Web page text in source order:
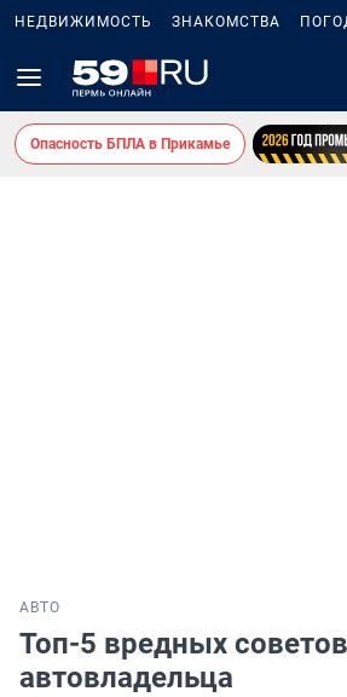
НЕДВИЖИМОСТЬ ЗНАКОМСТВА
Опасность БПЛА в Прикамье
АВТО
Топ-5 вредных
автовладельца